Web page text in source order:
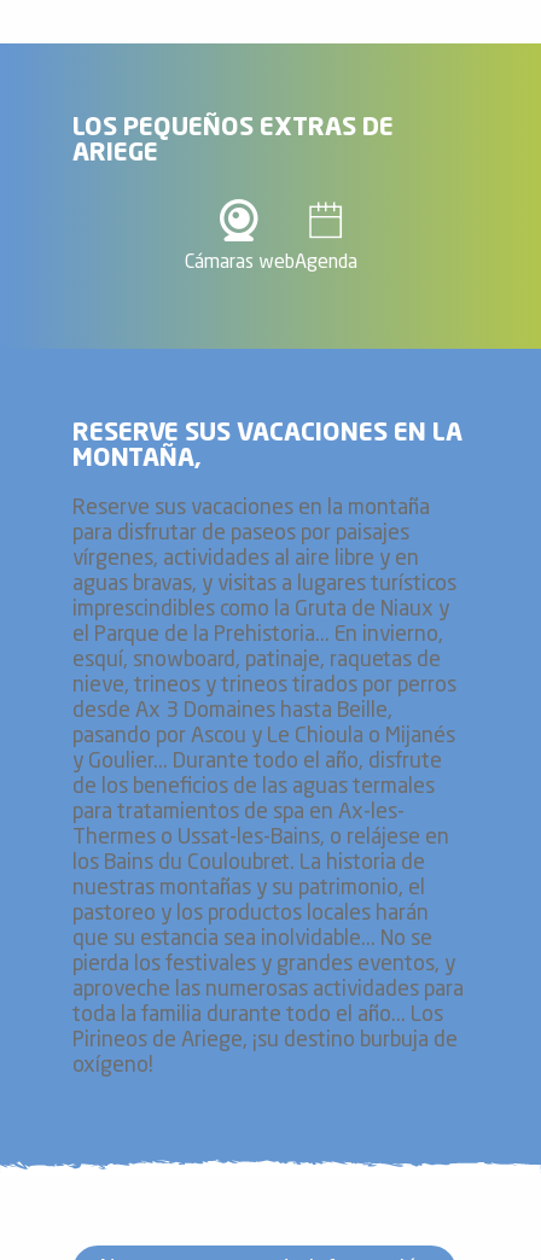
LOS PEQUEÑOS EXTRAS DE
ARIEGE
Cámaras webAgenda
RESERVE SUS VACACIONES EN LA
MONTAÑA,
Reserve sus vacaciones en la montaña
para disfrutar de paseos por paisajes
vírgenes, actividades al aire libre y en
aguas bravas, y visitas a lugares turísticos
imprescindibles como la Gruta de Niaux y
el Parque de la Prehistoria... En invierno,
esquí, snowboard, patinaje, raquetas de
nieve, trineos y trineos tirados por perros
desde Ax 3 Domaines hasta Beille,
pasando por Ascou y Le Chioula o Mijanés
y Goulier... Durante todo el año, disfrute
de los beneficios de las aguas termales
para tratamientos de spa en Ax-les-
Thermes o Ussat-les-Bains, o relájese en
los Bains du Couloubret. La historia de
nuestras montañas y su patrimonio, el
pastoreo y los productos locales harán
que su estancia sea inolvidable... No se
pierda los festivales y grandes eventos, y
aproveche las numerosas actividades para
toda la familia durante todo el año... Los
Pirineos de Ariege, ¡su destino burbuja de
oxígeno!